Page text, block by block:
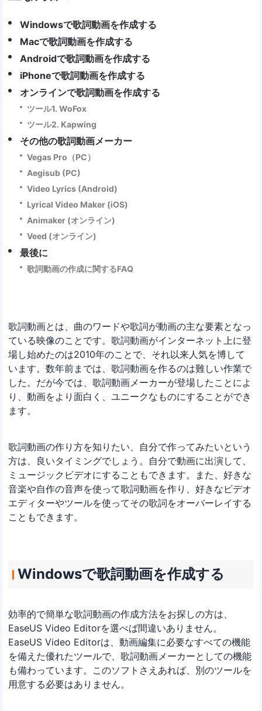
Windowsで歌詞動画を作成する
Macで歌詞動画を作成する
Androidで歌詞動画を作成する
iPhoneで歌詞動画を作成する
オンラインで歌詞動画を作成する
ツール1. WoFox
ツール2. Kapwing
その他の歌詞動画メーカー
Vegas Pro（PC）
Aegisub (PC)
Video Lyrics (Android)
Lyrical Video Maker (iOS)
Animaker (オンライン)
Veed (オンライン)
最後に
歌詞動画の作成に関するFAQ
歌詞動画とは、曲のワードや歌詞が動画の主な要素となっ
ている映像のことです。歌詞動画がインターネット上に登
場し始めたのは2010年のことで、それ以来人気を博して
います。数年前までは、歌詞動画を作るのは難しい作業で
した。だが今では、歌詞動画メーカーが登場したことによ
り、動画をより面白く、ユニークなものにすることができ
ます。
歌詞動画の作り方を知りたい、自分で作ってみたいという
方は、良いタイミングでしょう。自分で動画に出演して、
ミュージックビデオにすることもできます。また、好きな
音楽や自作の音声を使って歌詞動画を作り、好きなビデオ
エディターやツールを使ってその歌詞をオーバーレイする
こともできます。
Windowsで歌詞動画を作成する
効率的で簡単な歌詞動画の作成方法をお探しの方は、
EaseUS Video Editorを選べば間違いありません。
EaseUS Video Editorは、動画編集に必要なすべての機能
を備えた優れたツールで、歌詞動画メーカーとしての機能
も備わっています。このソフトさえあれば、別のツールを
用意する必要はありません。